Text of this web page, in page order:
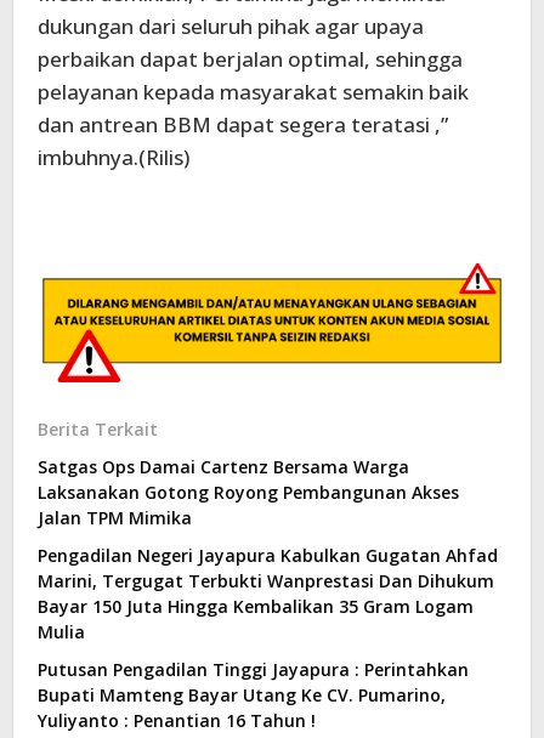
dukungan dari seluruh pihak agar upaya
perbaikan dapat berjalan optimal, sehingga
pelayanan kepada masyarakat semakin baik
dan antrean BBM dapat segera teratasi ,”
imbuhnya.(Rilis)
Berita Terkait
Satgas Ops Damai Cartenz Bersama Warga
Laksanakan Gotong Royong Pembangunan Akses
Jalan TPM Mimika
Pengadilan Negeri Jayapura Kabulkan Gugatan Ahfad
Marini, Tergugat Terbukti Wanprestasi Dan Dihukum
Bayar 150 Juta Hingga Kembalikan 35 Gram Logam
Mulia
Putusan Pengadilan Tinggi Jayapura : Perintahkan
Bupati Mamteng Bayar Utang Ke CV. Pumarino,
Yuliyanto : Penantian 16 Tahun !